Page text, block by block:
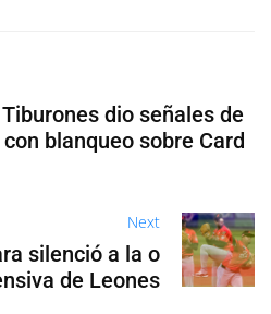
dio señales de
blanqueo sobre Card
Next
silenció a la o
de Leones